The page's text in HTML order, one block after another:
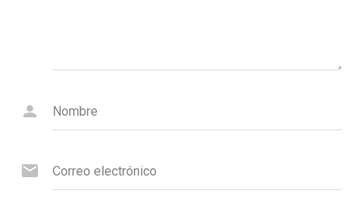
Nombre
Correo electrónico